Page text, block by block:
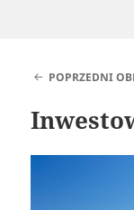
POPRZEDNI